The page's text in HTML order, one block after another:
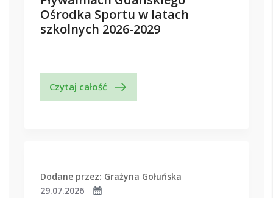
Ośrodka Sportu w latach
szkolnych 2026-2029
Czytaj całość
Dodane przez: Grażyna Gołuńska
29.07.2026